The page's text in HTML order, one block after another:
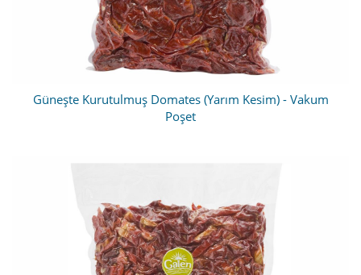
Güneşte Kurutulmuş Domates (Yarım Kesim) - Vakum
Poşet